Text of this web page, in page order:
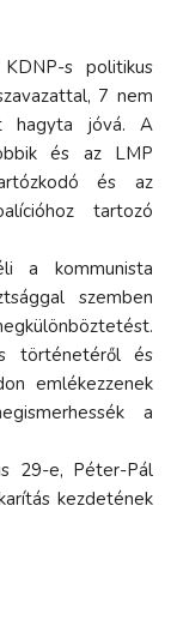
s politikus
7 nem
hagyta jóvá. A
és az LMP
és az
tartozó
a kommunista
szemben
történetéről és
emlékezzenek
a
29-e, Péter-Pál
kezdetének